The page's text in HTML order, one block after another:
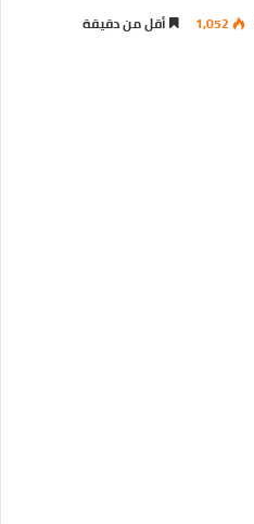
1,052 أقل من دقيقة